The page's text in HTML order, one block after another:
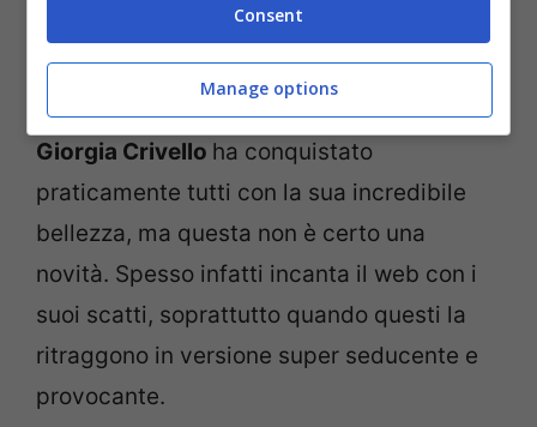
L’influencer Giorgia Crivello (Screenshot da Instagram)
Giorgia Crivello ha conquistato
praticamente tutti con la sua incredibile
bellezza, ma questa non è certo una
novità. Spesso infatti incanta il web con i
suoi scatti, soprattutto quando questi la
ritraggono in versione super seducente e
provocante.
Consent
Manage options